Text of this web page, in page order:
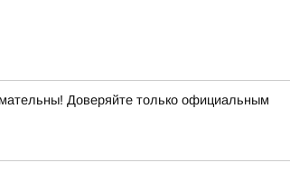
Доверяйте только официальным